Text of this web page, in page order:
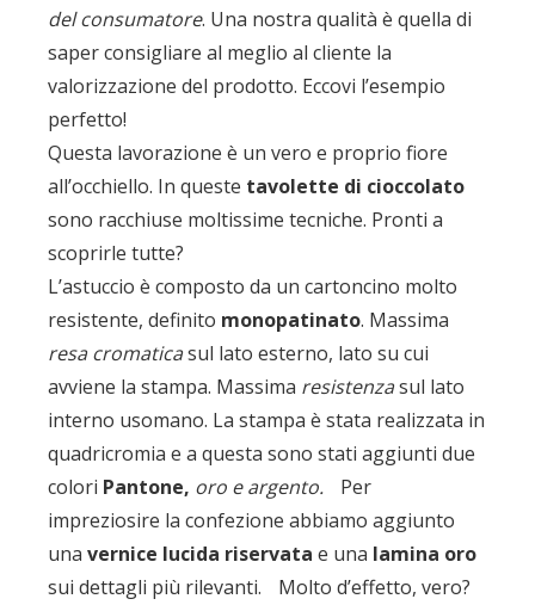
del consumatore. Una nostra qualità è quella di
saper consigliare al meglio al cliente la
valorizzazione del prodotto. Eccovi l’esempio
perfetto!
Questa lavorazione è un vero e proprio fiore
all’occhiello. In queste tavolette di cioccolato
sono racchiuse moltissime tecniche. Pronti a
scoprirle tutte?
L’astuccio è composto da un cartoncino molto
resistente, definito monopatinato. Massima
resa cromaticasul lato esterno, lato su cui
avviene la stampa. Massima resistenzasul lato
interno usomano. La stampa è stata realizzata in
quadricromia e a questa sono stati aggiunti due
colori Pantone, oro e argento. Per
impreziosire la confezione abbiamo aggiunto
una vernice lucida riservata e una lamina oro
sui dettagli più rilevanti. Molto d’effetto, vero?